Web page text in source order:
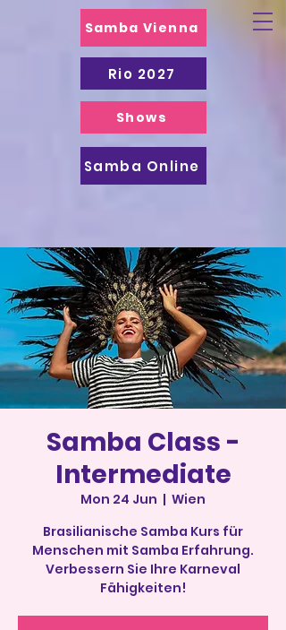
Samba Vienna
Samba Online
Shows
Rio 2027
Samba Class -
Intermediate
Mon 24 Jun
  |
Wien
Brasilianische Samba Kurs für
Menschen mit Samba Erfahrung.
Verbessern Sie Ihre Karneval
Fähigkeiten!